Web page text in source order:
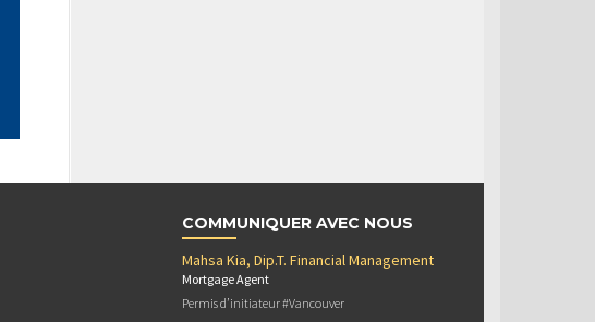
COMMUNIQUER AVEC NOUS
Mahsa Kia, Dip.T. Financial Management
Mortgage Agent
Permis d’initiateur #Vancouver